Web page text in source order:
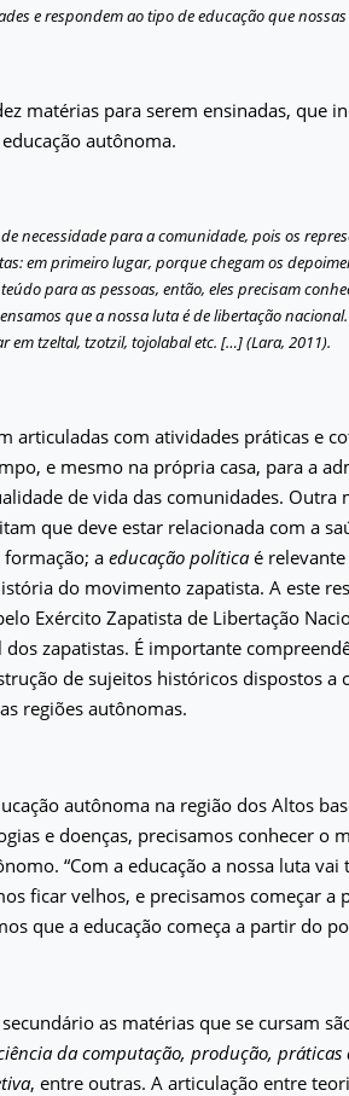
e respondem ao tipo de educação que
matérias para serem ensinadas, que
autônoma.
necessidade para a comunidade, pois os
em primeiro lugar, porque chegam os
para as pessoas, então, eles precisam
que a nossa luta é de libertação
em tzeltal, tzotzil, tojolabal etc. […] (Lara, 2011).
articuladas com atividades práticas e
e mesmo na própria casa, para a
de vida das comunidades. Outra
que deve estar relacionada com a
a educação políticaé relevante
do movimento zapatista. A este
Exército Zapatista de Libertação
zapatistas. É importante
de sujeitos históricos dispostos a
regiões autônomas.
autônoma na região dos Altos
e doenças, precisamos conhecer o
“Com a educação a nossa luta
ficar velhos, e precisamos começar a
que a educação começa a partir do
as matérias que se cursam
da computação, produção, práticas
, entre outras. A articulação entre